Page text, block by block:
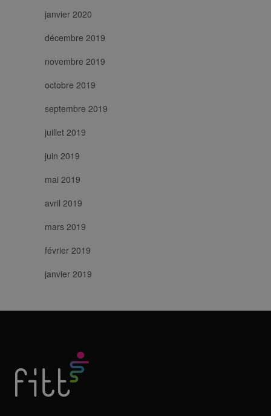
janvier 2020
décembre 2019
novembre 2019
octobre 2019
septembre 2019
juillet 2019
juin 2019
mai 2019
avril 2019
mars 2019
février 2019
janvier 2019